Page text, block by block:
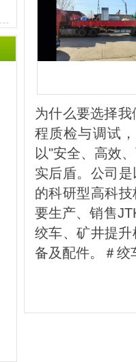
为什么要选择
程质检与调试
以"安全、高效
实后盾。公司
的科研型高科
要生产、销售
绞车、矿井提
备及配件。＃绞